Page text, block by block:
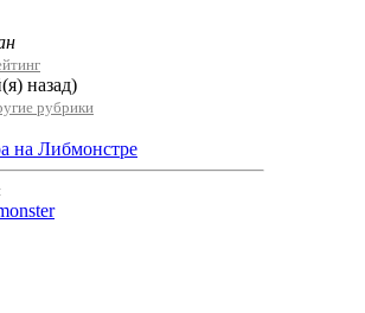
назад)
рубрики
на Либмонстре